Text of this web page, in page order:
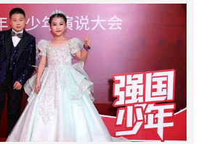
关于小伦敦
联系我们
小伦敦教学四大优势